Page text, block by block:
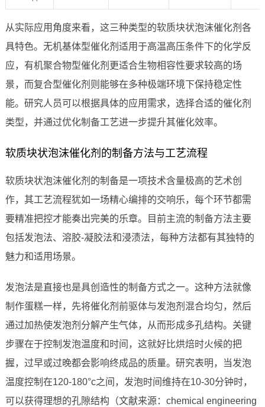
从实际应用角度来看，这三种类型的软质块状泡沫催化剂各
具特色。无机基体型催化剂适用于高温高压条件下的化学反
应，有机聚合物型催化剂更适合生物相容性要求较高的场
景，而复合型催化剂则能够在多种极端环境下保持稳定性
能。研究人员可以根据具体的应用需求，选择合适的催化剂
类型，并通过优化制备工艺进一步提升其催化效率。
软质块状泡沫催化剂的制备方法与工艺流程
软质块状泡沫催化剂的制备是一项技术含量极高的艺术创
作，其工艺流程犹如一场精心编排的交响乐，每个环节都需
要精准把控才能奏出完美的乐章。目前主流的制备方法主要
包括发泡法、溶胶-凝胶法和浸渍法，每种方法都有其独特的
魅力和适用场景。
发泡法是直接也是具创造性的制备方式之一。这种方法就像
制作蛋糕一样，先将催化剂前驱体与发泡剂混合均匀，然后
通过加热使发泡剂分解产生气体，从而形成多孔结构。关键
步骤在于控制发泡温度和时间，这就好比烘焙时火候的把
握，过早或过晚都会影响终成品的质量。研究表明，当发泡
温度控制在120-180°c之间，发泡时间维持在10-30分钟时，
可以获得理想的孔隙结构（文献来源：chemical engineering